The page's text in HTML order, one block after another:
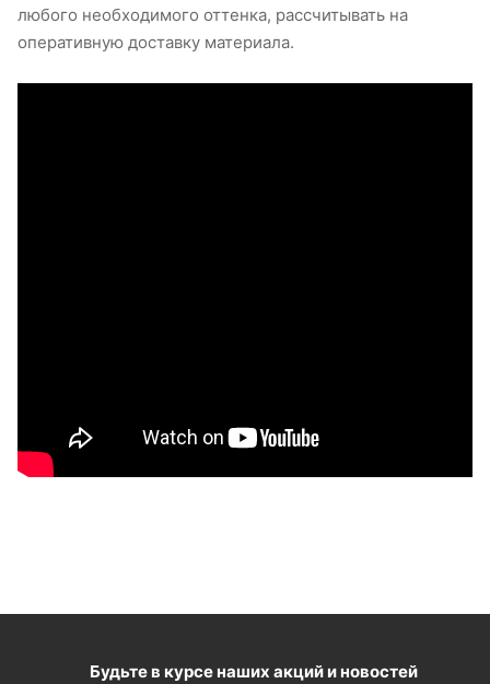
любого необходимого оттенка, рассчитывать на
оперативную доставку материала.
Будьте в курсе наших акций и новостей